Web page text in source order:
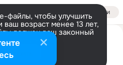
Войти
файлы, чтобы улучшить
ваш возраст менее 13 лет,
должен ваш законный
информации
Подробнее